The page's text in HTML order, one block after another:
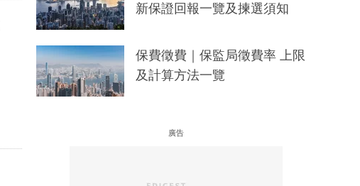
新保證回報一覽及揀選須知
保費徵費｜保監局徵費率 上限
及計算方法一覽
廣告